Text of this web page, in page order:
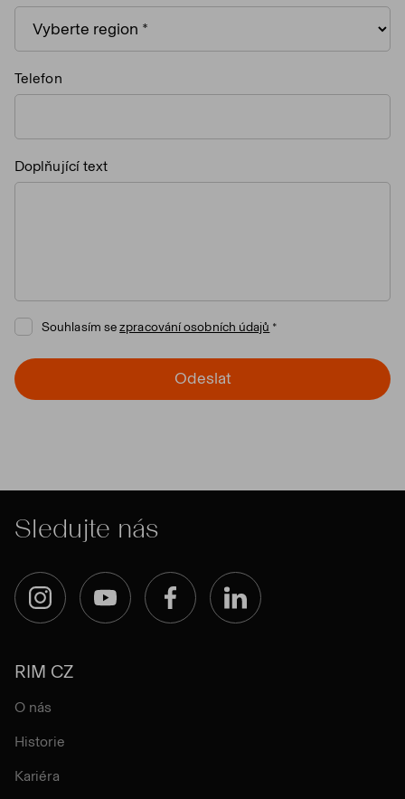
Telefon
Doplňující text
Souhlasím sezpracování osobních údajů
Odeslat
Sledujte nás
InstagramYouTube FacebookLinkedIn
RIM CZ
O nás
Historie
Kariéra